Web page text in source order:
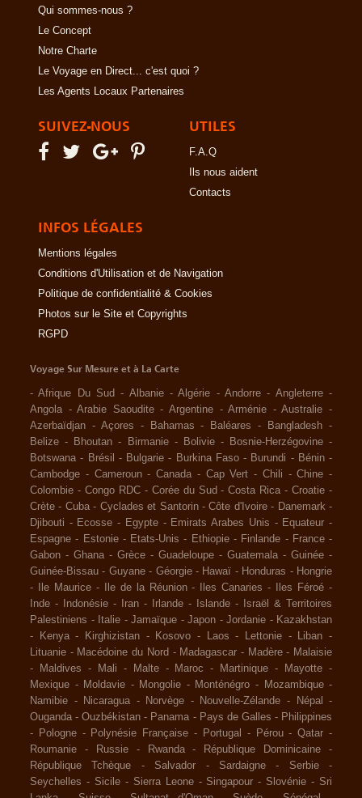
Qui sommes-nous ?
Le Concept
Notre Charte
Le Voyage en Direct... c'est quoi ?
Les Agents Locaux Partenaires
SUIVEZ-NOUS UTILES
F.A.Q
Ils nous aident
Contacts
INFOS LÉGALES
Mentions légales
Conditions d'Utilisation et de Navigation
Politique de confidentialité & Cookies
Photos sur le Site et Copyrights
RGPD
Voyage Sur Mesure et à La Carte
-Afrique Du Sud - Albanie -Algérie -Andorre - Angleterre -
Angola -Arabie Saoudite -Argentine -Arménie -Australie -
Azerbaïdjan - Açores - Bahamas - Baléares - Bangladesh -
Belize - Bhoutan - Birmanie - Bolivie - Bosnie-Herzégovine -
Botswana - Brésil - Bulgarie - Burkina Faso - Burundi - Bénin -
Cambodge - Cameroun - Canada - Cap Vert - Chili -Chine -
Colombie - Congo RDC - Corée du Sud -Costa Rica -Croatie -
Crète - Cuba - Cyclades et Santorin -Côte d'Ivoire - Danemark -
Djibouti - Ecosse - Egypte - Emirats Arabes Unis - Equateur -
Espagne - Estonie - Etats-Unis - Ethiopie - Finlande - France -
Gabon - Ghana - Grèce - Guadeloupe - Guatemala - Guinée -
Guinée-Bissau - Guyane - Géorgie - Hawaï - Honduras - Hongrie
-
Ile Maurice - Ile de la Réunion - Iles Canaries - Iles Féroé -
Inde - Indonésie - Iran - Irlande - Islande -
Israël & Territoires
Palestiniens - Italie - Jamaïque - Japon - Jordanie - Kazakhstan
-
Kenya - Kirghizistan - Kosovo - Laos - Lettonie - Liban -
Lituanie - Macédoine du Nord - Madagascar - Madère - Malaisie
-
Maldives - Mali - Malte - Maroc - Martinique - Mayotte -
Mexique - Moldavie - Mongolie - Monténégro - Mozambique -
Namibie - Nicaragua - Norvège - Nouvelle-Zélande - Népal
-
Ouganda -Ouzbékistan - Panama - Pays de Galles - Philippines
-
Pologne - Polynésie Française - Portugal - Pérou -Qatar -
Roumanie
- Russie - Rwanda - République Dominicaine
-
République Tchèque
- Salvador - Sardaigne - Serbie
-
Seychelles - Sicile - Sierra Leone - Singapour - Slovénie - Sri